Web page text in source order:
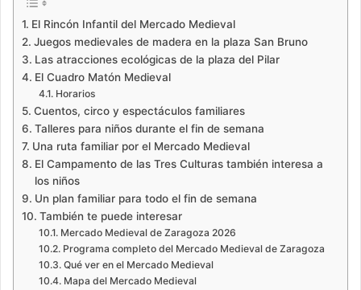
El Rincón Infantil del Mercado Medieval
Juegos medievales de madera en la plaza San Bruno
Las atracciones ecológicas de la plaza del Pilar
El Cuadro Matón Medieval
Horarios
Cuentos, circo y espectáculos familiares
Talleres para niños durante el fin de semana
Una ruta familiar por el Mercado Medieval
El Campamento de las Tres Culturas también interesa a
los niños
Un plan familiar para todo el fin de semana
También te puede interesar
Mercado Medieval de Zaragoza 2026
Programa completo del Mercado Medieval de Zaragoza
Qué ver en el Mercado Medieval
Mapa del Mercado Medieval